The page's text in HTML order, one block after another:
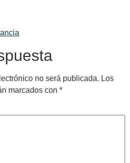
no será publicada. Los
marcados con *